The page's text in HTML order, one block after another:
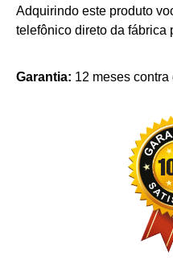
Adquirindo este produto
telefônico direto da fábrica
Garantia: 12 meses